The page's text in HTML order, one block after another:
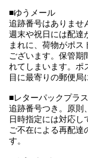
■ゆうメール
追跡番号はありませ
週末や祝日には配達
まれに、荷物がポ
ございます。保管期
れてしまいます。ポ
目に最寄りの郵便局
■レターパックプラス
追跡番号つき。原則
日時指定には対応し
ご不在による再配達
す。